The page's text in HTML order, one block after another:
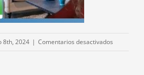
8th, 2024 | Comentarios desactivados